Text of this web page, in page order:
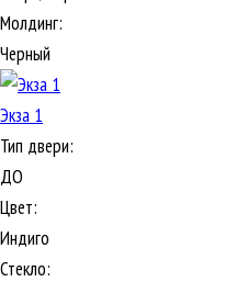
Молдинг:
Черный
Экза 1
Тип двери:
ДО
Цвет:
Индиго
Стекло: